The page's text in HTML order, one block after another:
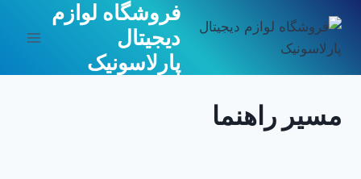
محتوا
فروشگاه لوازم
دیجیتال
پارلاسونیک
مسیر راهنما